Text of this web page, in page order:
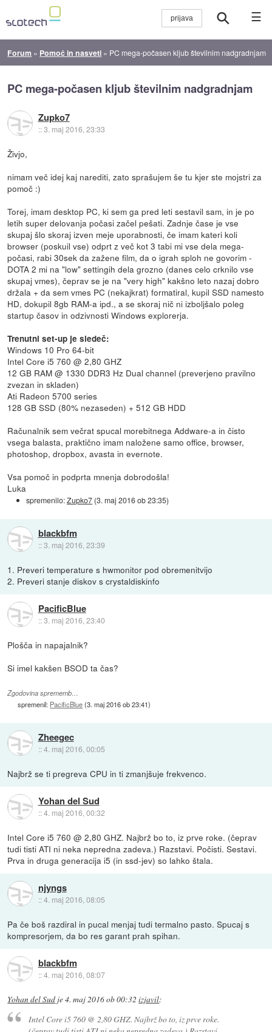
☰
Forum » Pomoč in nasveti » PC mega-počasen kljub številnim nadgradnjam
PC mega-počasen kljub številnim nadgradnjam
Zupko7
::3. maj 2016, 23:33
Živjo,
nimam več idej kaj narediti, zato sprašujem še tu kjer ste mojstri za
pomoč :)
Torej, imam desktop PC, ki sem ga pred leti sestavil sam, in je po
letih super delovanja počasi začel pešati. Zadnje čase je vse
skupaj šlo skoraj izven meje uporabnosti, če imam kateri koli
browser (poskuil vse) odprt z več kot 3 tabi mi vse dela mega-
počasi, rabi 30sek da zažene film, da o igrah sploh ne govorim -
DOTA 2 mi na "low" settingih dela grozno (danes celo crknilo vse
skupaj vmes), čeprav se je na "very high" kakšno leto nazaj dobro
držala + da sem vmes PC (nekajkrat) formatiral, kupil SSD namesto
HD, dokupil 8gb RAM-a ipd., a se skoraj nič ni izboljšalo poleg
startup časov in odzivnosti Windows explorerja.
Trenutni set-up je sledeč:
Windows 10 Pro 64-bit
Intel Core i5 760 @ 2,80 GHZ
12 GB RAM @ 1330 DDR3 Hz Dual channel (preverjeno pravilno
zvezan in skladen)
Ati Radeon 5700 series
128 GB SSD (80% nezaseden) + 512 GB HDD
Računalnik sem večrat spucal morebitnega Addware-a in čisto
vsega balasta, praktično imam naložene samo office, browser,
photoshop, dropbox, avasta in evernote.
Vsa pomoč in podprta mnenja dobrodošla!
Luka
spremenilo:Zupko7 (3. maj 2016 ob 23:35)
blackbfm
::3. maj 2016, 23:39
1. Preveri temperature s hwmonitor pod obremenitvijo
2. Preveri stanje diskov s crystaldiskinfo
PacificBlue
::3. maj 2016, 23:40
Plošča in napajalnik?
Si imel kakšen BSOD ta čas?
Zgodovina sprememb…
spremenil: PacificBlue(3. maj 2016 ob 23:41)
Zheegec
::4. maj 2016, 00:05
Najbrž se ti pregreva CPU in ti zmanjšuje frekvenco.
Yohan del Sud
::4. maj 2016, 00:32
Intel Core i5 760 @ 2,80 GHZ. Najbrž bo to, iz prve roke. (čeprav
tudi tisti ATI ni neka nepredna zadeva.) Razstavi. Počisti. Sestavi.
Prva in druga generacija i5 (in ssd-jev) so lahko štala.
njyngs
::4. maj 2016, 08:05
Pa če boš razdiral in pucal menjaj tudi termalno pasto. Spucaj s
kompresorjem, da bo res garant prah spihan.
blackbfm
::4. maj 2016, 08:07
Yohan del Sud je4. maj 2016 ob 00:32 izjavil:
Intel Core i5 760 @ 2,80 GHZ. Najbrž bo to, iz prve roke.